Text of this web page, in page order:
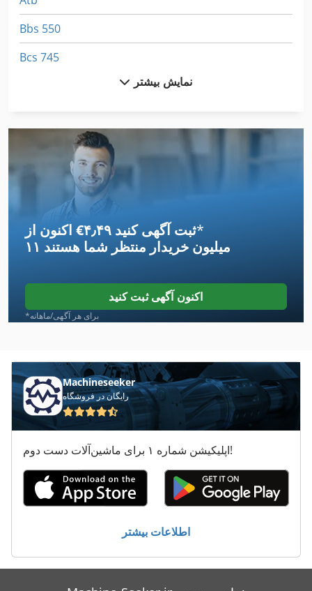
Bbs 550
Bcs 745
Bko
Bnd
Boki Hy 1251
Bsa Bpk 190
Bsh
Bt P 20
Bt Pps 1200 Mx
Haka Grill
Haken
Handling
Metba Mb 1
نمایش بیشتر
اکنون از ‎€۴٫۴۹ ثبت آگهی کنید*
۱۱ میلیون خریدار منتظر شما هستند
اکنون آگهی ثبت کنید
*برای هر آگهی/ماهانه
Machineseeker
رایگان در فروشگاه
اپلیکیشن شماره ۱ برای ماشین‌آلات دست دوم!
اطلاعات بیشتر